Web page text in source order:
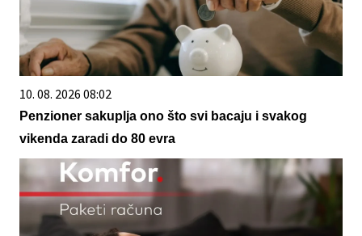
10. 08. 2026 08:02
Penzioner sakuplja ono što svi bacaju i svakog
vikenda zaradi do 80 evra